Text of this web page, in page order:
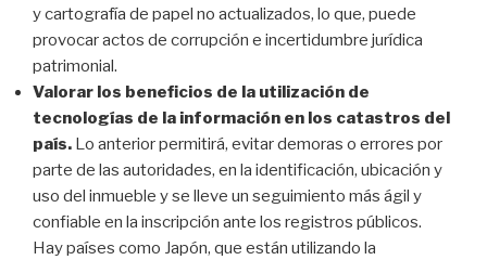
y cartografía de papel no actualizados, lo que, puede
provocar actos de corrupción e incertidumbre jurídica
patrimonial.
Valorar los beneficios de la utilización de
tecnologías de la información en los catastros del
país. Lo anterior permitirá, evitar demoras o errores por
parte de las autoridades, en la identificación, ubicación y
uso del inmueble y se lleve un seguimiento más ágil y
confiable en la inscripción ante los registros públicos.
Hay países como Japón, que están utilizando la